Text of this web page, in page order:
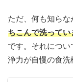
ただ、何も知ら
ちこんで洗ってい
です。それにつ
浄力が自慢の食洗